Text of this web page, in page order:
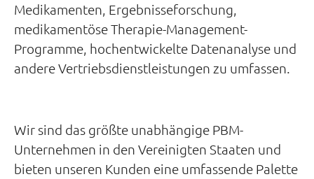
Medikamenten, Ergebnisseforschung,
medikamentöse Therapie-Management-
Programme, hochentwickelte Datenanalyse und
andere Vertriebsdienstleistungen zu umfassen.
Wir sind das größte unabhängige PBM-
Unternehmen in den Vereinigten Staaten und
bieten unseren Kunden eine umfassende Palette